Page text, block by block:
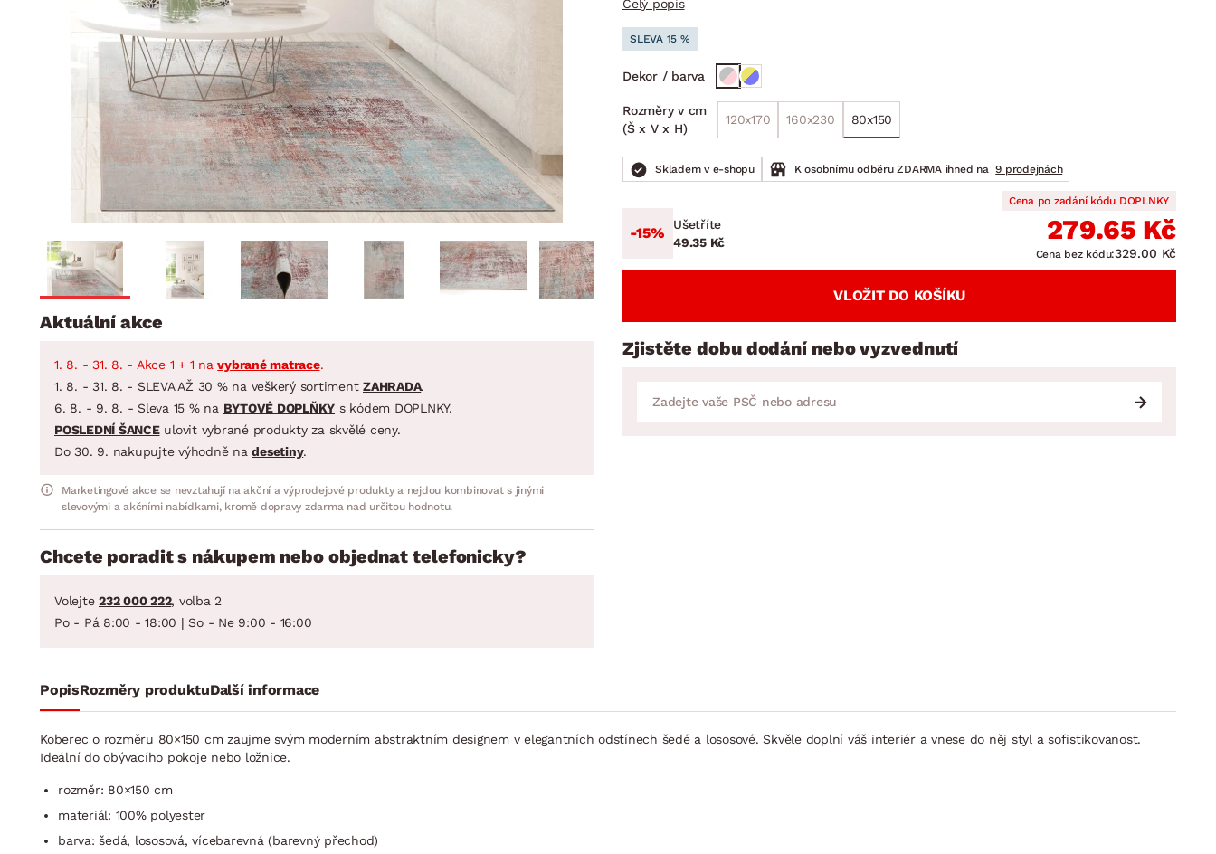
Dětský pokoj
Předsíň, šatna a chodba
Kuchyně
Koupelna
Zahrada
Domácnost
BYTOVÝ TEXTIL
Přikrývky
Závěsy a žaluzie
Zobrazit vše
STOLOVÁNÍ A VAŘENÍ
Jídelní servis
Příbory
Hrnce
Pánve
Zobrazit vše
DOMÁCÍ SPOTŘEBIČE
VELIKONOCE
Koupelnové sestavy
Jídelní sestavy
Zahradní sestavy
Celý popis
SLEVA 15 %
Dekor / barva
Rozměry v cm
(Š x V x H)
120x170 160x230 80x150
Skladem v e-shopu K osobnímu odběru ZDARMA ihned na 9 prodejnách
-15%
Ušetříte
49.35 Kč
Cena po zadání kódu DOPLNKY
279.65 Kč
Cena bez kódu:329.00 Kč
VLOŽIT DO KOŠÍKU
Zjistěte dobu dodání nebo vyzvednutí
Aktuální akce
1. 8. - 31. 8. - Akce 1 + 1 navybrané matrace.
1. 8. - 31. 8. - SLEVA AŽ 30 % na veškerý sortiment ZAHRADA.
6. 8. - 9. 8. - Sleva 15 % na BYTOVÉ DOPLŇKY s kódem DOPLNKY.
POSLEDNÍ ŠANCEulovit vybrané produkty za skvělé ceny.
Do 30. 9. nakupujte výhodně nadesetiny.
Marketingové akce se nevztahují na akční a výprodejové produkty a nejdou kombinovat s jinými
slevovými a akčními nabídkami, kromě dopravy zdarma nad určitou hodnotu.
Chcete poradit s nákupem nebo objednat telefonicky?
Volejte 232 000 222, volba 2
Po - Pá 8:00 - 18:00 | So - Ne 9:00 - 16:00
PopisRozměry produktuDalší informace
Koberec o rozměru 80×150 cm zaujme svým moderním abstraktním designem v elegantních odstínech šedé a lososové. Skvěle doplní váš interiér a vnese do něj styl a sofistikovanost.
Ideální do obývacího pokoje nebo ložnice.
rozměr: 80×150 cm
materiál: 100% polyester
barva: šedá, lososová, vícebarevná (barevný přechod)